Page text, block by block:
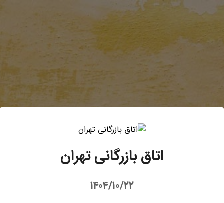
اتاق بازرگانی تهران
۱۴۰۴/۱۰/۲۲